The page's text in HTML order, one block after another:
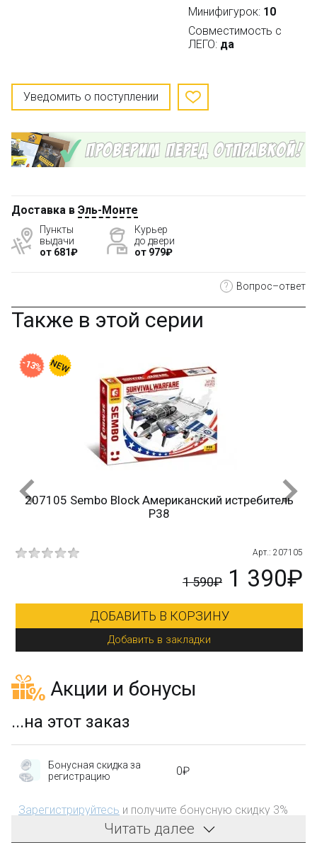
Минифигурок: 10
Совместимость с
ЛЕГО: да
Уведомить о поступлении
Доставка в Эль-Монте
Пункты
выдачи
от 681₽
Курьер
до двери
от 979₽
? Вопрос–ответ
Также в этой серии
207105 Sembo Block Американский истребитель
P38
Арт.: 207105
1 590₽ 1 390₽
ДОБАВИТЬ В КОРЗИНУ
Добавить в закладки
-13%
Акции и бонусы
...на этот заказ
Бонусная скидка за
регистрацию
0₽
Зарегистрируйтесь и получите бонусную скидку 3%
на первый заказ!Читать далее